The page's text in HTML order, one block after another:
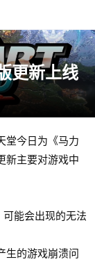
更新上线
堂今日为《马力
新主要对游戏中
能会出现的无法
生的游戏崩溃问